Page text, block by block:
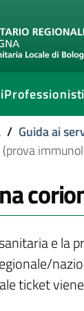
/ Guida ai
e la
ticket